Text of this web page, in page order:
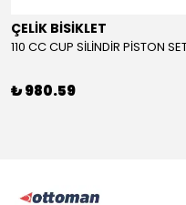
ÇELİK BİSİKLET
110 CC CUP SİLİNDİR PİSTON
₺ 980.59